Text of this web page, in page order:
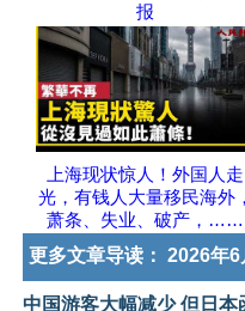
报
上海现状惊人！外国人走
光，有钱人大量移民海外，
萧条、失业、破产，……
更多文章导读： 2026年6
中国游客大幅减少 但日